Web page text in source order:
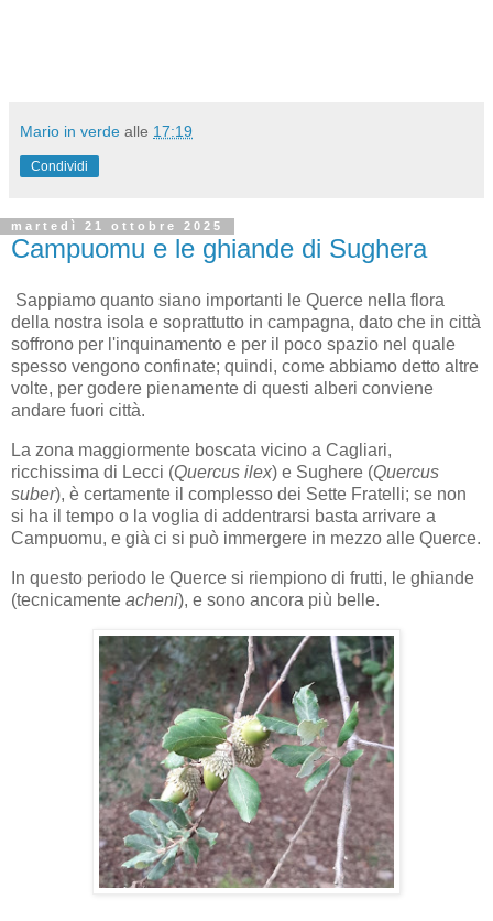
Mario in verde alle 17:19
Condividi
martedì 21 ottobre 2025
Campuomu e le ghiande di Sughera
Sappiamo quanto siano importanti le Querce nella flora
della nostra isola e soprattutto in campagna, dato che in città
soffrono per l'inquinamento e per il poco spazio nel quale
spesso vengono confinate; quindi, come abbiamo detto altre
volte, per godere pienamente di questi alberi conviene
andare fuori città.
La zona maggiormente boscata vicino a Cagliari,
ricchissima di Lecci (Quercus ilex) e Sughere (Quercus
suber), è certamente il complesso dei Sette Fratelli; se non
si ha il tempo o la voglia di addentrarsi basta arrivare a
Campuomu, e già ci si può immergere in mezzo alle Querce.
In questo periodo le Querce si riempiono di frutti, le ghiande
(tecnicamente acheni), e sono ancora più belle.